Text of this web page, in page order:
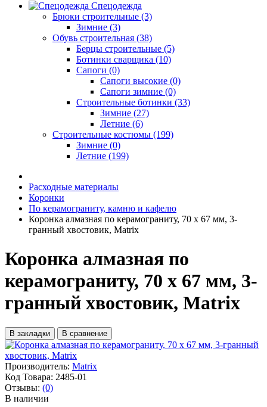
Спецодежда
Брюки строительные (3)
Зимние (3)
Обувь строительная (38)
Берцы строительные (5)
Ботинки сварщика (10)
Сапоги (0)
Сапоги высокие (0)
Сапоги зимние (0)
Строительные ботинки (33)
Зимние (27)
Летние (6)
Строительные костюмы (199)
Зимние (0)
Летние (199)
Расходные материалы
Коронки
По керамограниту, камню и кафелю
Коронка алмазная по керамограниту, 70 х 67 мм, 3-
гранный хвостовик, Matrix
Коронка алмазная по
керамограниту, 70 х 67 мм, 3-
гранный хвостовик, Matrix
В закладки В сравнение
Производитель: Matrix
Код Товара: 2485-01
Отзывы: (0)
В наличии